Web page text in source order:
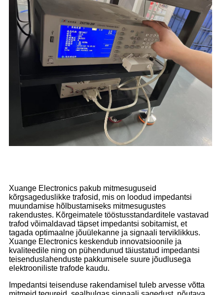
Xuange Electronics pakub mitmesuguseid
kõrgsageduslikke trafosid, mis on loodud impedantsi
muundamise hõlbustamiseks mitmesugustes
rakendustes. Kõrgeimatele tööstusstandarditele vastavad
trafod võimaldavad täpset impedantsi sobitamist, et
tagada optimaalne jõuülekanne ja signaali terviklikkus.
Xuange Electronics keskendub innovatsioonile ja
kvaliteedile ning on pühendunud täiustatud impedantsi
teisenduslahenduste pakkumisele suure jõudlusega
elektrooniliste trafode kaudu.
Impedantsi teisenduse rakendamisel tuleb arvesse võtta